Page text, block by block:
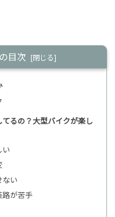
目次
るの？大型バイクが楽し
い
ない
路が苦手